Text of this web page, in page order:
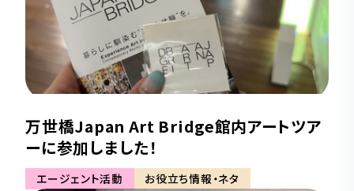
万世橋Japan Art Bridge館内アートツア
ーに参加しました！
エージェント活動 お役立ち情報・ネタ